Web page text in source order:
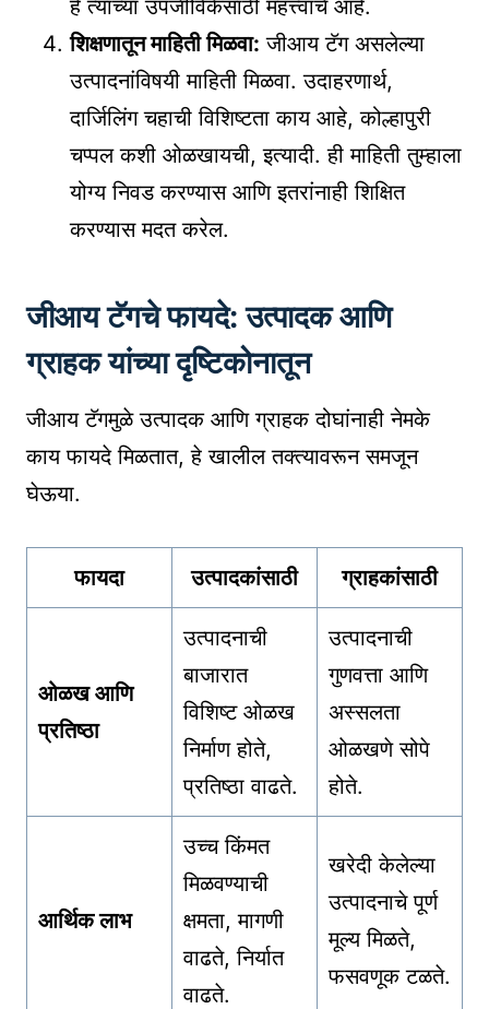
हे त्यांच्या उपजीविकेसाठी महत्त्वाचे आहे.
शिक्षणातून माहिती मिळवा: जीआय टॅग असलेल्या
उत्पादनांविषयी माहिती मिळवा. उदाहरणार्थ,
दार्जिलिंग चहाची विशिष्टता काय आहे, कोल्हापुरी
चप्पल कशी ओळखायची, इत्यादी. ही माहिती तुम्हाला
योग्य निवड करण्यास आणि इतरांनाही शिक्षित
करण्यास मदत करेल.
जीआय टॅगचे फायदे: उत्पादक आणि
ग्राहक यांच्या दृष्टिकोनातून
जीआय टॅगमुळे उत्पादक आणि ग्राहक दोघांनाही नेमके
काय फायदे मिळतात, हे खालील तक्त्यावरून समजून
घेऊया.
फायदा उत्पादकांसाठी ग्राहकांसाठी
ओळख आणि
प्रतिष्ठा
उत्पादनाची
बाजारात
विशिष्ट ओळख
निर्माण होते,
प्रतिष्ठा वाढते.
उत्पादनाची
गुणवत्ता आणि
अस्सलता
ओळखणे सोपे
होते.
आर्थिक लाभ
उच्च किंमत
मिळवण्याची
क्षमता, मागणी
वाढते, निर्यात
वाढते.
खरेदी केलेल्या
उत्पादनाचे पूर्ण
मूल्य मिळते,
फसवणूक टळते.